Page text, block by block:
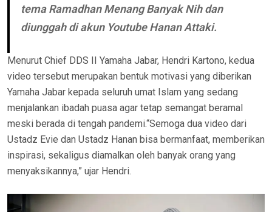
tema Ramadhan Menang Banyak Nih dan
diunggah di akun Youtube Hanan Attaki.
Menurut Chief DDS II Yamaha Jabar, Hendri Kartono, kedua
video tersebut merupakan bentuk motivasi yang diberikan
Yamaha Jabar kepada seluruh umat Islam yang sedang
menjalankan ibadah puasa agar tetap semangat beramal
meski berada di tengah pandemi.“Semoga dua video dari
Ustadz Evie dan Ustadz Hanan bisa bermanfaat, memberikan
inspirasi, sekaligus diamalkan oleh banyak orang yang
menyaksikannya,” ujar Hendri.